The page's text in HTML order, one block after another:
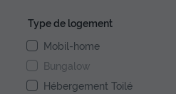
Type de logement
Mobil-home
Bungalow
Hébergement Toilé